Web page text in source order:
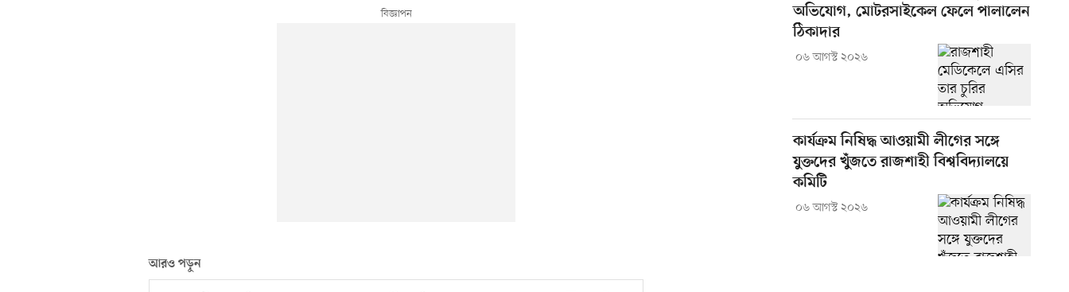
আরও পড়ুন
অভিযোগ, মোটরসাইকেল ফেলে পালালেন
ঠিকাদার
০৬ আগস্ট ২০২৬
কার্যক্রম নিষিদ্ধ আওয়ামী লীগের সঙ্গে
যুক্তদের খুঁজতে রাজশাহী বিশ্ববিদ্যালয়ে
কমিটি
০৬ আগস্ট ২০২৬